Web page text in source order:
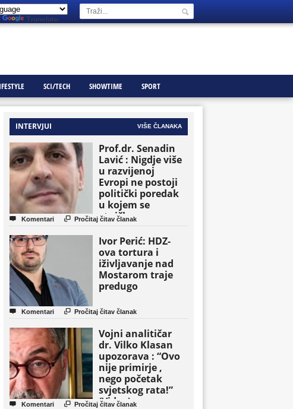
Translate
SCI/TECH SHOWTIME SPORT
INTERVJUI VIŠE ČLANAKA
Prof.dr. Senadin
Lavić : Nigdje više
u razvijenoj
Evropi ne postoji
politički poredak
u kojem se
etničke grupe
pojavljuju kao
osnovne političke
jedinice
 Komentari  Pročitaj čitav članak
Ivor Perić: HDZ-
ova tortura i
iživljavanje nad
Mostarom traje
predugo
 Komentari  Pročitaj čitav članak
Vojni analitičar
dr. Vilko Klasan
upozorava : “Ovo
nije primirje ,
nego početak
svjetskog rata!”
(Video)
 Komentari  Pročitaj čitav članak